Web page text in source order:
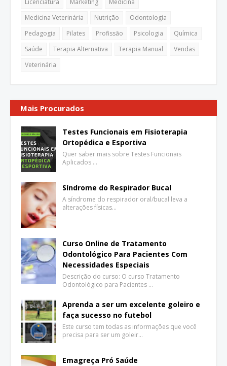
Licenciatura
Marketing
Medicina
Medicina Veterinária
Nutrição
Odontologia
Pedagogia
Pilates Profissão Psicologia
Química
Saúde
Terapia Alternativa Terapia Manual
Vendas
Veterinária
Mais Procurados
Testes Funcionais em Fisioterapia
Ortopédica e Esportiva
Quer saber mais sobre Testes Funcionais
Aplicados …
Síndrome do Respirador Bucal
A síndrome do respirador oral/bucal leva a
alterações físicas…
Curso Online de Tratamento
Odontológico Para Pacientes Com
Necessidades Especiais
Descrição do curso: O curso Tratamento
Odontológico para Pacientes …
Aprenda a ser um excelente goleiro e
faça sucesso no futebol
Este curso tem todas as informações que você
precisa para ser um goleir…
Emagreça Pró Saúde